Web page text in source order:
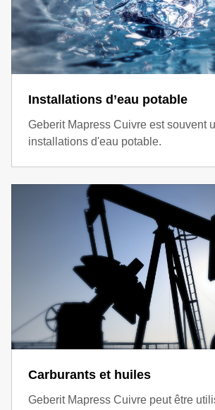
Installations d’eau potable
Geberit Mapress Cuivre est souvent
installations d'eau potable.
Carburants et huiles
Geberit Mapress Cuivre peut être